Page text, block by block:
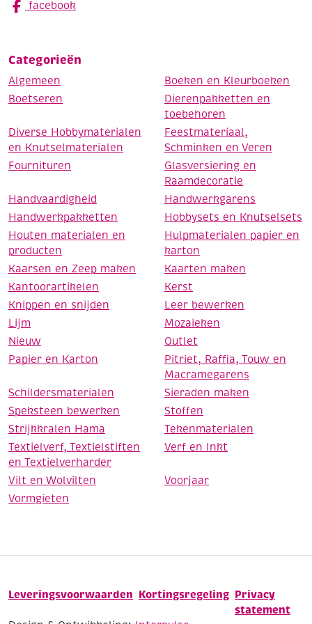
facebook
Categorieën
Algemeen
Boeken en Kleurboeken
Boetseren
Dierenpakketten en
toebehoren
Diverse Hobbymaterialen
en Knutselmaterialen
Feestmateriaal,
Schminken en Veren
Fournituren
Glasversiering en
Raamdecoratie
Handvaardigheid
Handwerkgarens
Handwerkpakketten
Hobbysets en Knutselsets
Houten materialen en
producten
Hulpmaterialen papier en
karton
Kaarsen en Zeep maken
Kaarten maken
Kantoorartikelen
Kerst
Knippen en snijden
Leer bewerken
Lijm
Mozaieken
Nieuw
Outlet
Papier en Karton
Pitriet, Raffia, Touw en
Macramegarens
Schildersmaterialen
Sieraden maken
Speksteen bewerken
Stoffen
Strijkkralen Hama
Tekenmaterialen
Textielverf, Textielstiften
en Textielverharder
Verf en Inkt
Vilt en Wolvilten
Voorjaar
Vormgieten
Leveringsvoorwaarden Kortingsregeling Privacy
statement